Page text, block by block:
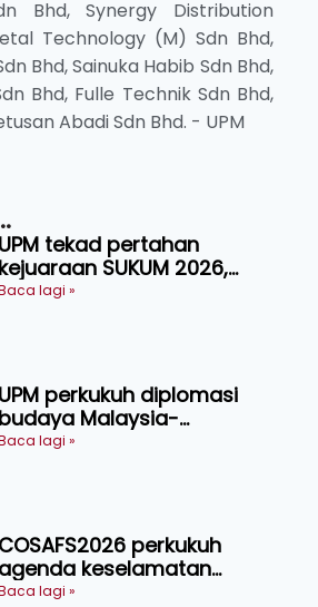
Bhd, Synergy Distribution
Technology (M) Sdn Bhd,
Bhd, Sainuka Habib Sdn Bhd,
Bhd, Fulle Technik Sdn Bhd,
Abadi Sdn Bhd. - UPM
UPM tekad pertahan
kejuaraan SUKUM 2026,
16 pingat emas
lagi »
UPM perkukuh diplomasi
budaya Malaysia-
melalui Narasi
lagi »
COSAFS2026 perkukuh
agenda keselamatan
AgriHub pacu
lagi »